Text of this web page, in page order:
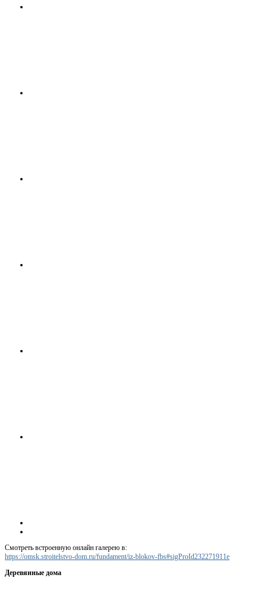
Смотреть встроенную онлайн галерею в:
https://omsk.stroitelstvo-dom.ru/fundament/iz-blokov-fbs#sigProId232271911e
Деревянные дома